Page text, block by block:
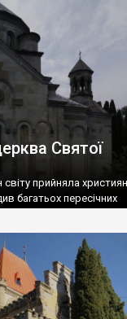
“Вино. Крим
вдосталь: воно все
Святої
прийняла
багатьох пересічних